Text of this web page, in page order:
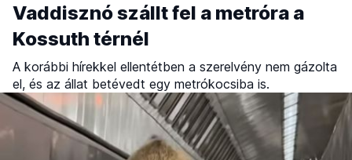
Vaddisznó szállt fel a metróra a
Kossuth térnél
A korábbi hírekkel ellentétben a szerelvény nem gázolta
el, és az állat betévedt egy metrókocsiba is.